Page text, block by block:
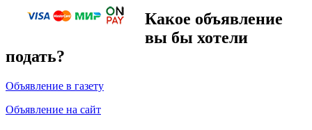
Какое объявление
вы бы хотели
подать?
Объявление в газету
Объявление на сайт